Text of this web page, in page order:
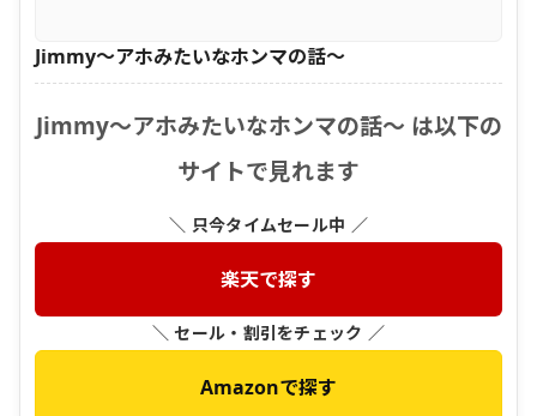
Jimmy〜アホみたいなホンマの話〜
Jimmy〜アホみたいなホンマの話〜 は以下の
サイトで見れます
＼ 只今タイムセール中 ／
楽天で探す
＼ セール・割引をチェック ／
Amazonで探す